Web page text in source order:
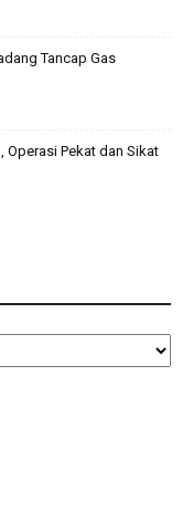
Tancap Gas
Operasi Pekat dan Sikat